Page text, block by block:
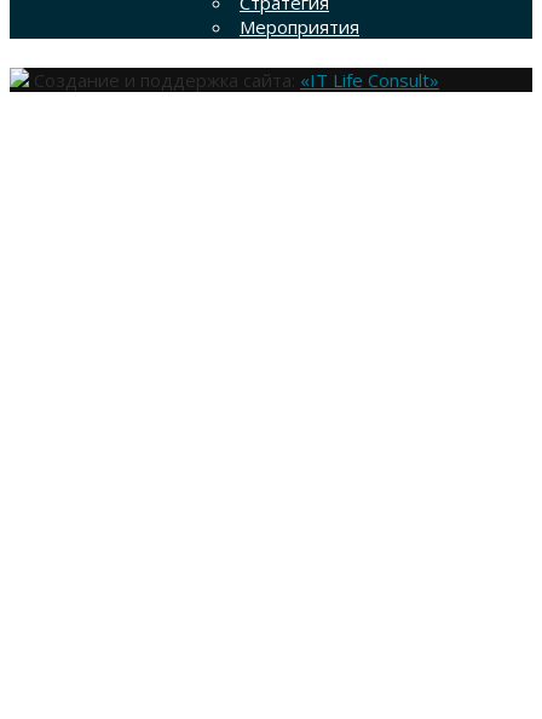
Мероприятия
Создание и поддержка сайта: «IT Life Consult»